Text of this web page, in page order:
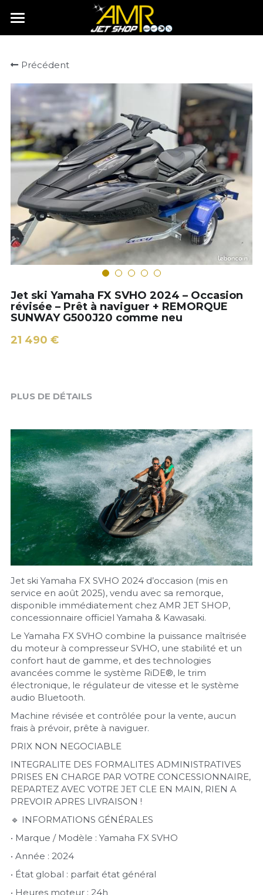
Accueil
Histoire
Services
Boutique
🆕Rachat & Dépôt vente
🆕Cote Argus
Actualités
Contact
Rechercher
amr-jetshop@orange.fr
Précédent
Jet ski Yamaha FX SVHO 2024 – Occasion
révisée – Prêt à naviguer + REMORQUE
SUNWAY G500J20 comme neu
21 490 €
PLUS DE DÉTAILS
Jet ski Yamaha FX SVHO 2024 d’occasion (mis en
service en août 2025), vendu avec sa remorque,
disponible immédiatement chez AMR JET SHOP,
concessionnaire officiel Yamaha & Kawasaki.
Le Yamaha FX SVHO combine la puissance maîtrisée
du moteur à compresseur SVHO, une stabilité et un
confort haut de gamme, et des technologies
avancées comme le système RiDE®, le trim
électronique, le régulateur de vitesse et le système
audio Bluetooth.
Machine révisée et contrôlée pour la vente, aucun
frais à prévoir, prête à naviguer.
PRIX NON NEGOCIABLE
INTEGRALITE DES FORMALITES ADMINISTRATIVES
PRISES EN CHARGE PAR VOTRE CONCESSIONNAIRE,
REPARTEZ AVEC VOTRE JET CLE EN MAIN, RIEN A
PREVOIR APRES LIVRAISON !
🔹 INFORMATIONS GÉNÉRALES
• Marque / Modèle : Yamaha FX SVHO
• Année : 2024
• État global : parfait état général
• Heures moteur : 24h